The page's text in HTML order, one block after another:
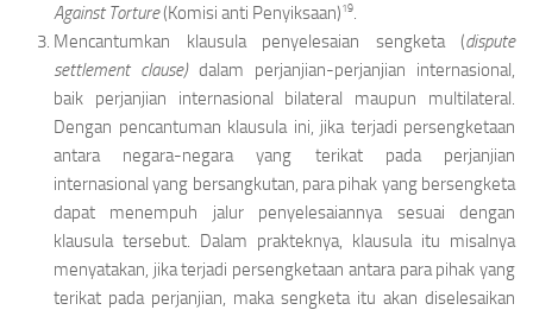
Against Torture(Komisi anti Penyiksaan)19.
Mencantumkan klausula penyelesaian sengketa (dispute
settlement clause)dalam perjanjian-perjanjian inter­nasional,
baik perjanjian internasional bilateral maupun multilateral.
Dengan pencantuman klausula ini, jika terjadi persengketaan
antara negara-negara yang terikat pada perjanjian
internasional yang bersangkutan, para pihak yang bersengketa
dapat menempuh jalur penyele­saiannya sesuai dengan
klausula tersebut. Dalam prakteknya, klausula itu misalnya
menyatakan, jika terjadi persengketaan antara para pihak yang
terikat pada perjanjian, maka sengketa itu akan diselesaikan